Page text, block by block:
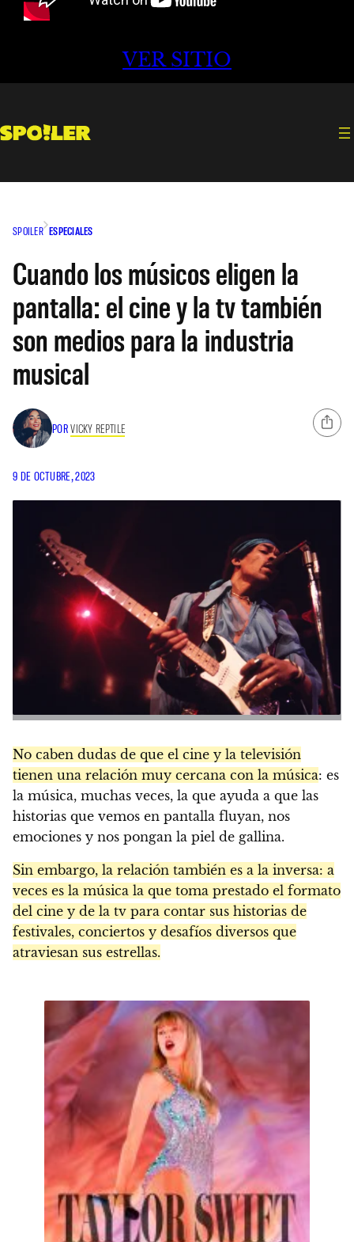
VER SITIO
SPOILER ESPECIALES
Cuando los músicos eligen la
pantalla: el cine y la tv también
son medios para la industria
musical
PORVICKY REPTILE
9 DE OCTUBRE, 2023
No caben dudas de que el cine y la televisión
tienen una relación muy cercana con la música: es
la música, muchas veces, la que ayuda a que las
historias que vemos en pantalla fluyan, nos
emociones y nos pongan la piel de gallina.
Sin embargo, la relación también es a la inversa: a
veces es la música la que toma prestado el formato
del cine y de la tv para contar sus historias de
festivales, conciertos y desafíos diversos que
atraviesan sus estrellas.